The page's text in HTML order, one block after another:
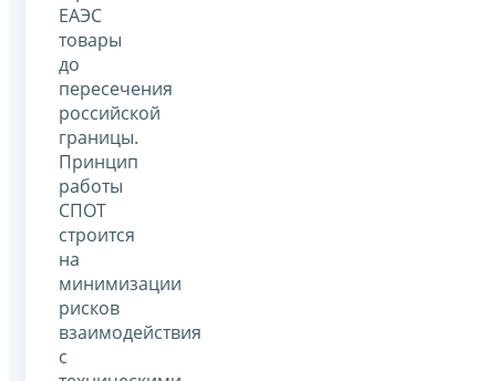
ЕАЭС
товары
до
пересечения
российской
границы.
Принцип
работы
СПОТ
строится
на
минимизации
рисков
взаимодействия
с